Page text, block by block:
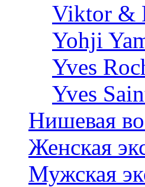
Viktor &
Yohji
Yves
Yves
Нишевая
Женская
Мужская